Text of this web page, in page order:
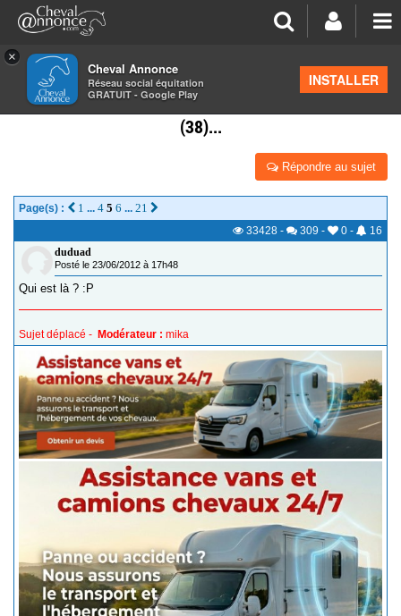
×
Cheval Annonce
Réseau social équitation
GRATUIT - Google Play
INSTALLER
>Les groupes régionaux>Rhône Alpes
CAVALIER DE RHONE-ALPES VOUS ÊTES OU?(26),
(38)...
Répondre au sujet
Page(s) : 1 ... 4 5 6 ... 21
33428 - 309 - 0 -
16
duduad
Posté le 23/06/2012 à 17h48
Qui est là ? :P
Sujet déplacé - Modérateur : mika